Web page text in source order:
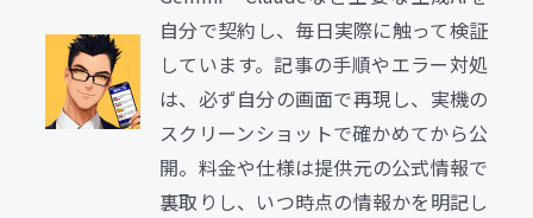
自分で契約し、毎日実際に触って検証
しています。記事の手順やエラー対処
は、必ず自分の画面で再現し、実機の
スクリーンショットで確かめてから公
開。料金や仕様は提供元の公式情報で
裏取りし、いつ時点の情報かを明記し